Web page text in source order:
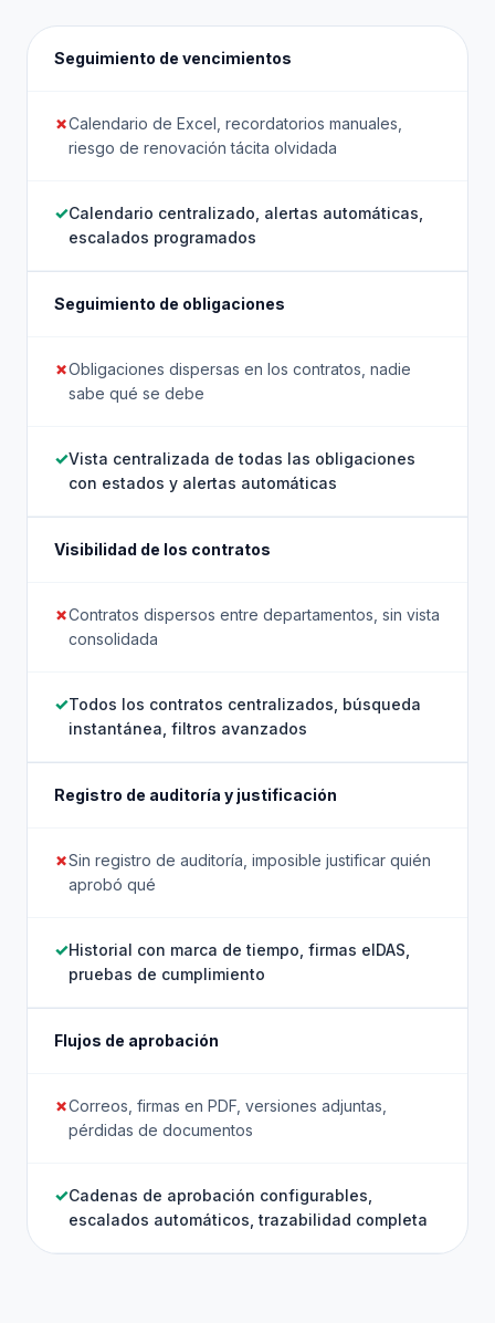
Seguimiento de vencimientos
Calendario de Excel, recordatorios manuales,
riesgo de renovación tácita olvidada
Calendario centralizado, alertas automáticas,
escalados programados
Seguimiento de obligaciones
Obligaciones dispersas en los contratos, nadie
sabe qué se debe
Vista centralizada de todas las obligaciones
con estados y alertas automáticas
Visibilidad de los contratos
Contratos dispersos entre departamentos, sin vista
consolidada
Todos los contratos centralizados, búsqueda
instantánea, filtros avanzados
Registro de auditoría y justificación
Sin registro de auditoría, imposible justificar quién
aprobó qué
Historial con marca de tiempo, firmas eIDAS,
pruebas de cumplimiento
Flujos de aprobación
Correos, firmas en PDF, versiones adjuntas,
pérdidas de documentos
Cadenas de aprobación configurables,
escalados automáticos, trazabilidad completa